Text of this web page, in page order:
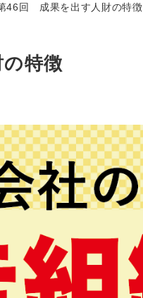
回 成果を出す人財の特徴
特徴